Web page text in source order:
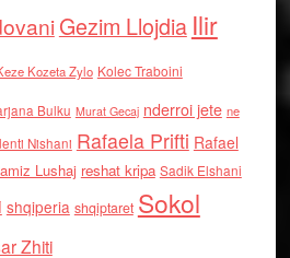
Gezim Llojdia Ilir
Kozeta Zylo Kolec Traboini
Bulku Murat Gecaj nderroi jete ne
Nishani Rafaela Prifti Rafael
Lushaj reshat kripa Sadik Elshani
shqiperia shqiptaret Sokol
Zhiti